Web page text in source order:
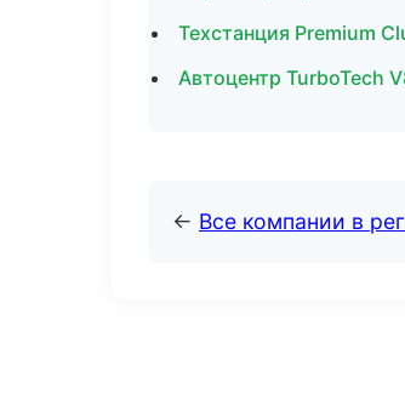
Техстанция Premium
Автоцентр TurboTech
← Все компании в